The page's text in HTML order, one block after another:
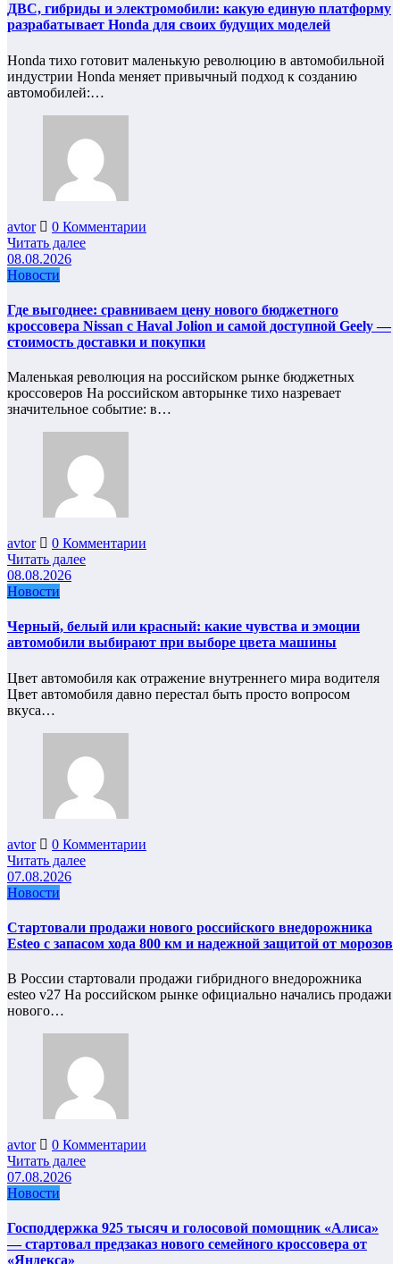
ДВС, гибриды и электромобили: какую единую платформу
разрабатывает Honda для своих будущих моделей
Honda тихо готовит маленькую революцию в автомобильной
индустрии Honda меняет привычный подход к созданию
автомобилей:…
avtor
0 Комментарии
Читать далее
08.08.2026
Новости
Где выгоднее: сравниваем цену нового бюджетного
кроссовера Nissan с Haval Jolion и самой доступной Geely —
стоимость доставки и покупки
Маленькая революция на российском рынке бюджетных
кроссоверов На российском авторынке тихо назревает
значительное событие: в…
avtor
0 Комментарии
Читать далее
08.08.2026
Новости
Черный, белый или красный: какие чувства и эмоции
автомобили выбирают при выборе цвета машины
Цвет автомобиля как отражение внутреннего мира водителя
Цвет автомобиля давно перестал быть просто вопросом
вкуса…
avtor
0 Комментарии
Читать далее
07.08.2026
Новости
Стартовали продажи нового российского внедорожника
Esteo с запасом хода 800 км и надежной защитой от морозов
В России стартовали продажи гибридного внедорожника
esteo v27 На российском рынке официально начались продажи
нового…
avtor
0 Комментарии
Читать далее
07.08.2026
Новости
Господдержка 925 тысяч и голосовой помощник «Алиса»
— стартовал предзаказ нового семейного кроссовера от
«Яндекса»